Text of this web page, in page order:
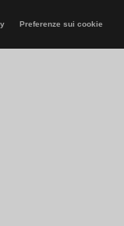
Preferenze sui cookie